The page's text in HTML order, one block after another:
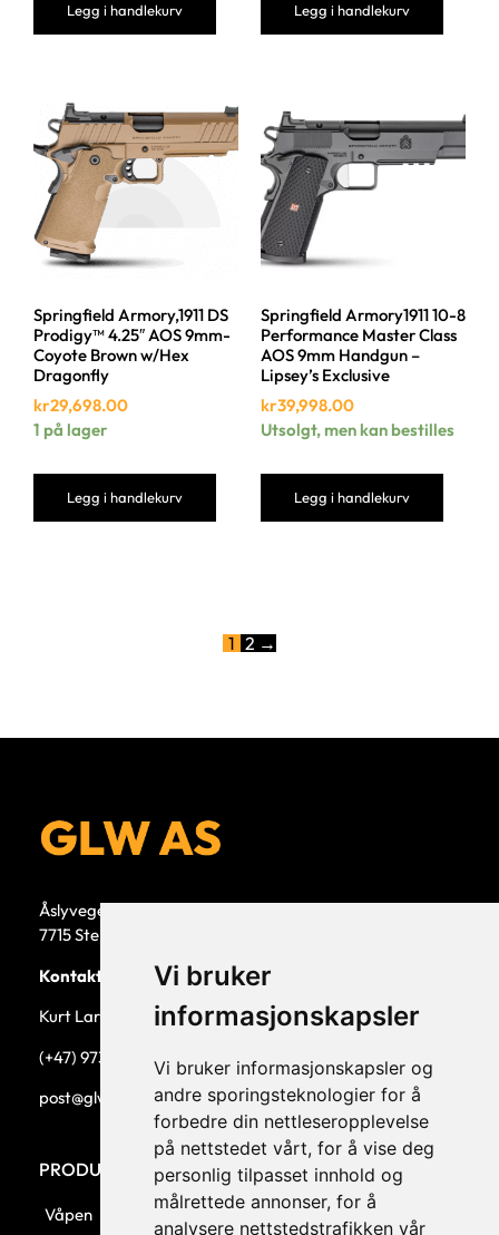
Vi bruker
informasjonskapsler
Vi bruker informasjonskapsler og
andre sporingsteknologier for å
forbedre din nettleseropplevelse
på nettstedet vårt, for å vise deg
personlig tilpasset innhold og
målrettede annonser, for å
analysere nettstedstrafikken vår
Legg i handlekurv Legg i handlekurv
Springfield Armory,1911 DS
Prodigy™ 4.25″ AOS 9mm-
Coyote Brown w/Hex
Dragonfly
kr29,698.00
1 på lager
Legg i handlekurv
Springfield Armory1911 10-8
Performance Master Class
AOS 9mm Handgun –
Lipsey’s Exclusive
kr39,998.00
Utsolgt, men kan bestilles
Legg i handlekurv
1 2 →
Åslyvegen 5b
7715 Steinkjer
Kontaktperson
Kurt Larsen, daglig leder.
(+47) 973 33 332
post@glw.no
PRODUKTKATEGORIER
Våpen